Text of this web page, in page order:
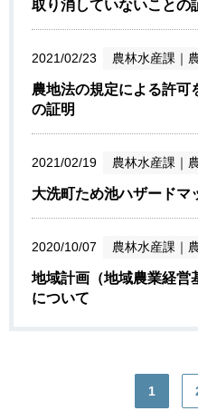
取り消していないことの
2021/02/23 農林水産課 ｜
農地法の規定による許可
の証明
2021/02/19 農林水産課 ｜
大洗町ため池ハザードマ
2020/10/07 農林水産課 ｜
地域計画（地域農業経営
について
1